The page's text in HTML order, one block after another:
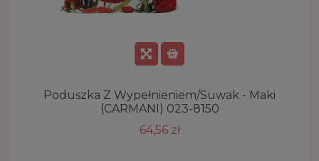
Poduszka Z Wypełnieniem/suwak - Maki
(CARMANI) 023-8150
64,56 zł